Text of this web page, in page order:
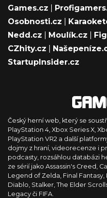
Games.cz
Osobnosti.cz
Nedd.cz
Moulík.cz
CZhity.cz
StartupInsider.cz
Český herní web, který se
PlayStation 4, Xbox Series X,
PlayStation VR2 a další
dojmy z hraní, videorecenze i
podcasty, rozsáhlou databázi
ze sérií jako Assassin's Creed,
Legend of Zelda, Final
Diablo, Stalker, The Elder
Legacy či FIFA.